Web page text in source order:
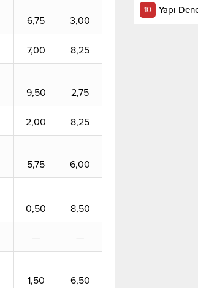
6,75 3,00
7,00 8,25
9,50 2,75
2,00 8,25
5,75 6,00
0,50 8,50
— —
1,50 6,50